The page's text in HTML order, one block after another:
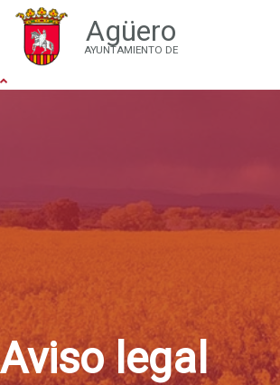
Agüero
AYUNTAMIENTO DE
Aviso legal